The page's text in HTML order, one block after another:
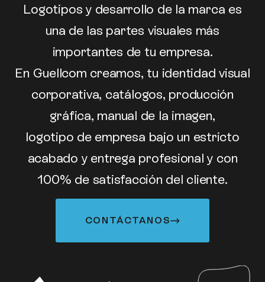
Logotipos y desarrollo de la marca es
una de las partes visuales más
importantes de tu empresa.
En Guellcom creamos, tu identidad visual
corporativa, catálogos, producción
gráfica, manual de la imagen,
logotipo de empresa bajo un estricto
acabado y entrega profesional y con
100% de satisfacción del cliente.
CONTÁCTANOS